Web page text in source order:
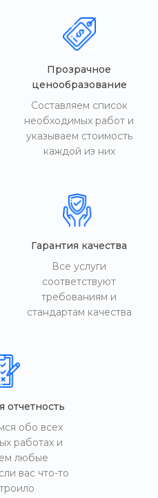
Прозрачное
ценообразование
Составляем список
необходимых работ и
указываем стоимость
каждой из них
Гарантия качества
Все услуги
соответствуют
требованиям и
стандартам качества
отчетность
обо всех
работах и
любые
вас что-то